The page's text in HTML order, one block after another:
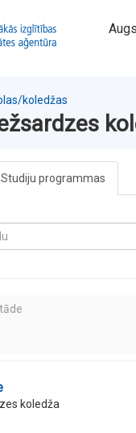
koledžas
Studiju programmas
koledža